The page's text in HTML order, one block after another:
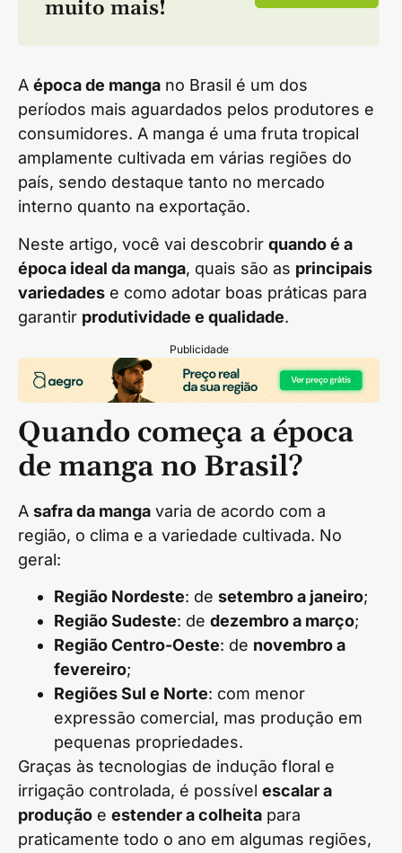
muito mais!
A época de manga no Brasil é um dos
períodos mais aguardados pelos produtores e
consumidores. A manga é uma fruta tropical
amplamente cultivada em várias regiões do
país, sendo destaque tanto no mercado
interno quanto na exportação.
Neste artigo, você vai descobrir quando é a
época ideal da manga, quais são as principais
variedades e como adotar boas práticas para
garantir produtividade e qualidade.
Publicidade
Quando começa a época
de manga no Brasil?
A safra da manga varia de acordo com a
região, o clima e a variedade cultivada. No
geral:
Região Nordeste: de setembro a janeiro;
Região Sudeste: de dezembro a março;
Região Centro-Oeste: de novembro a
fevereiro;
Regiões Sul e Norte: com menor
expressão comercial, mas produção em
pequenas propriedades.
Graças às tecnologias de indução floral e
irrigação controlada, é possível escalar a
produção e estender a colheita para
praticamente todo o ano em algumas regiões,